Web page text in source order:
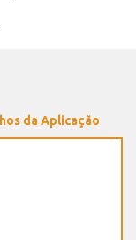
da Aplicação